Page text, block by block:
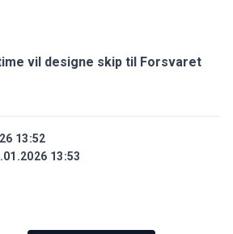
vil designe skip til Forsvaret
13:52
13:53